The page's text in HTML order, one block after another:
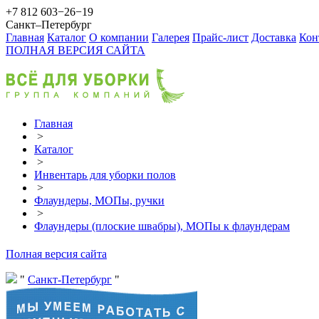
+7 812 603−26−19
Санкт–Петербург
Главная Каталог О компании Галерея Прайс-лист Доставка
ПОЛНАЯ ВЕРСИЯ САЙТА
Главная
>
Каталог
>
Инвентарь для уборки полов
>
Флаундеры, МОПы, ручки
>
Флаундеры (плоские швабры), МОПы к флаундерам
Полная версия сайта
Санкт-Петербург